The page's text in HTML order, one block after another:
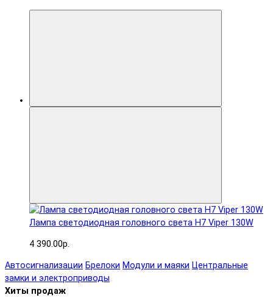
Лампа светодиодная головного света H7 Viper 130W
4 390.00р.
Автосигнализации Брелоки Модули и маяки Центральные
замки и электроприводы
Хиты продаж